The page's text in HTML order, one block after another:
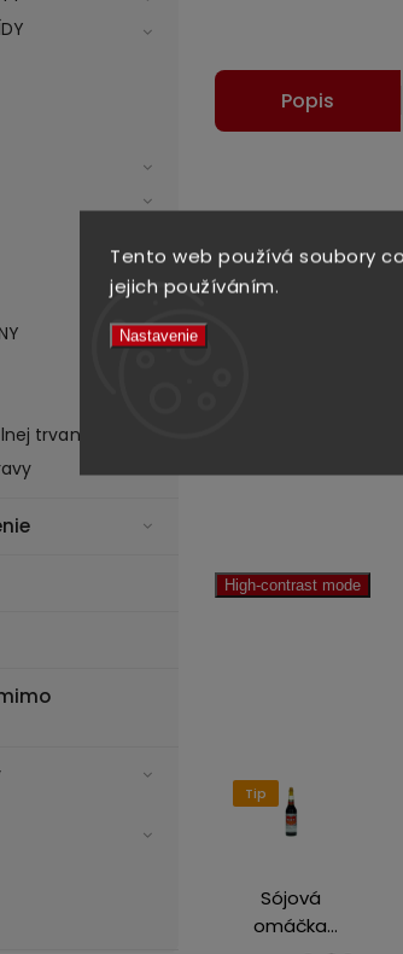
Tento web používá soubory
jejich používáním.
Nastavenie
trvanlivosti
Popis
High-contrast mode
Tip
Sójová
omáčka